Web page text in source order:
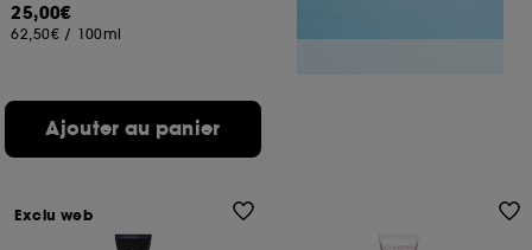
25,00€
62,50€ / 100ml
Ajouter au panier
Exclu web